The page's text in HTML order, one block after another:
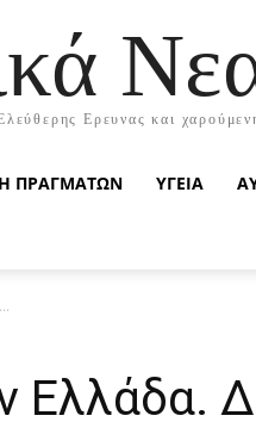
Ερευνας και
ΠΡΑΓΜΑΤΩΝ ΥΓΕΙΑ
Ελλάδα.